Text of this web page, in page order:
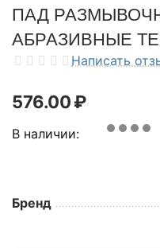
ПАД
АБРАЗИВНЫЕ
Написать
576.00₽
В наличии:
Бренд